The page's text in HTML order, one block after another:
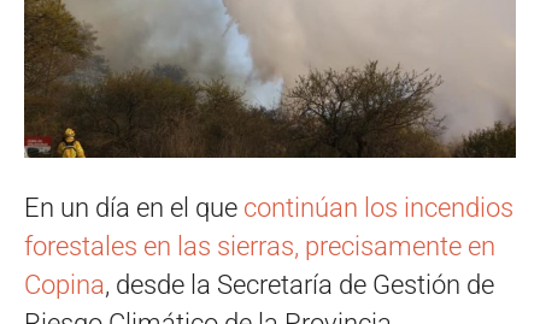
En un día en el que continúan los incendios
forestales en las sierras, precisamente en
Copina, desde la Secretaría de Gestión de